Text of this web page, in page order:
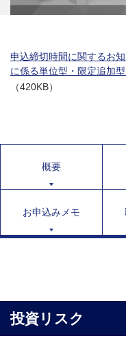
申込締切時間に関するお
に係る単位型・限定追加
（420KB）
概要
お申込みメモ
投資リスク